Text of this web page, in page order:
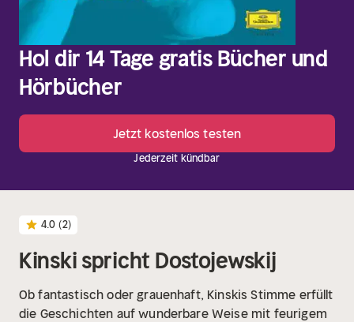
Hol dir 14 Tage gratis Bücher und
Hörbücher
Jetzt kostenlos testen
Jederzeit kündbar
4.0 (2)
Kinski spricht Dostojewskij
Ob fantastisch oder grauenhaft, Kinskis Stimme erfüllt
die Geschichten auf wunderbare Weise mit feurigem